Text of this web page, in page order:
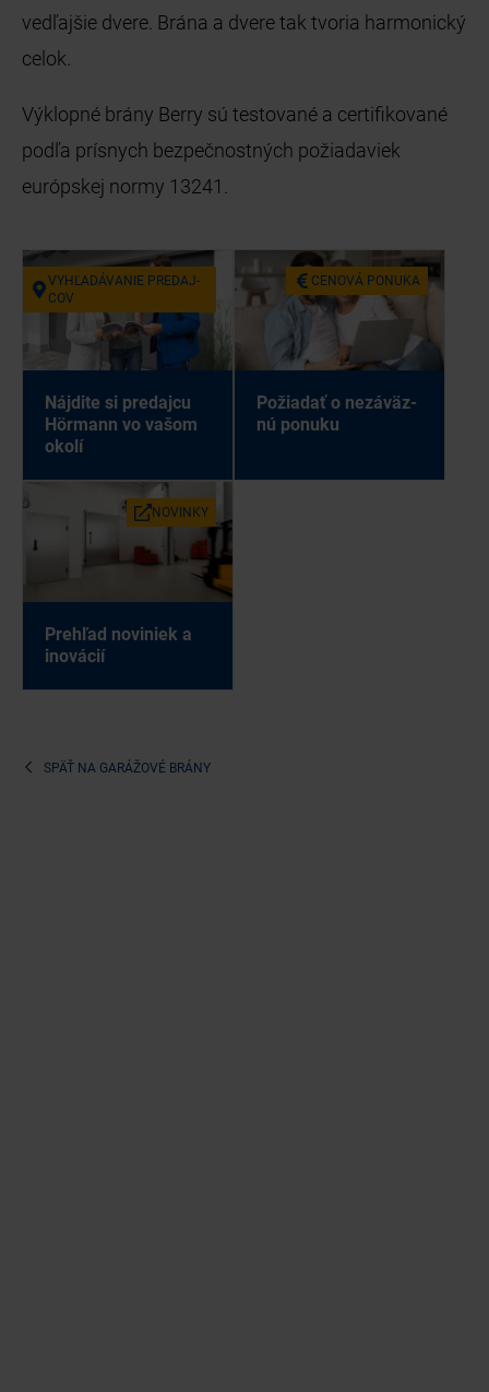
vedľajšie dvere. Brána a dvere tak tvoria harmonický
celok.
Výklopné brány Berry sú testované a certifikované
podľa prísnych bezpečnostných požiadaviek
európskej normy 13241.
VY­HĽA­DÁ­VA­NIE PRE­DAJ­
COV
Náj­di­te si pre­daj­cu
Hör­mann vo va­šom
oko­lí
CE­NO­VÁ PO­NU­KA
Po­žia­dať o ne­zá­väz­
nú po­nu­ku
NO­VIN­KY
Pre­hľad no­vi­niek a
ino­vá­cií
SPÄŤ NA GARÁŽOVÉ BRÁNY